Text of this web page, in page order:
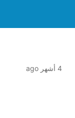
4 أشهر ago